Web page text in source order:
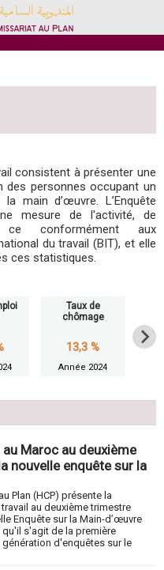
consistent à présenter une
des personnes occupant un
main d’œuvre. L’Enquête
mesure de l'activité, de
conformément aux
du travail (BIT), et elle
ces statistiques.
Taux de
chômage
13,3 %
Année 2024
Maroc au deuxième
nouvelle enquête sur la
Plan (HCP) présente la
au deuxième trimestre
Enquête sur la Main-d’œuvre
qu'il s'agit de la première
d'enquêtes sur le